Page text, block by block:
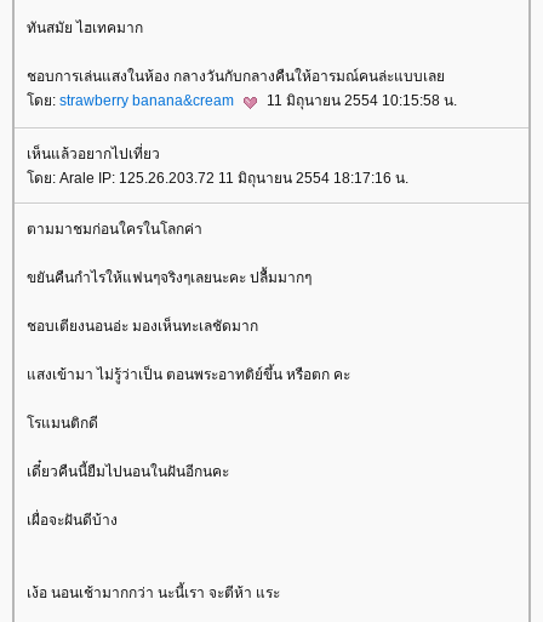
ทันสมัย ไฮเทคมาก
ชอบการเล่นแสงในห้อง กลางวันกับกลางคืนให้อารมณ์คนล่ะแบบเล
ดย: strawberry banana&cream 11 มิถุนายน 2554 10:15:58 น.
เห็นแล้วอยากไปเที่ยว
ดย: Arale IP: 125.26.203.72 11 มิถุนายน 2554 18:17:16 น.
ตามมาชมก่อนใครในโลกค่า
ขยันคืนกำไรให้แฟนๆจริงๆเลยนะคะ ปลื้มมากๆ
ชอบเตียงนอนอ่ะ มองเห็นทะเลชัดมาก
สงเข้ามา ไม่รู้ว่าเป็น ตอนพระอาทติย์ขึ้น หรือตก คะ
รแมนติกดี
เดี๋ยวคืนนี้ยืมไปนอนในฝันอีกนคะ
เผื่อจะฝันดีบ้าง
เง้อ นอนเช้ามากกว่า นะนี้เรา จะตีห้า แระ